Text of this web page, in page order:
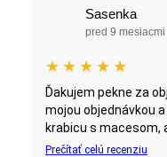
Sasenka
pred 9 mesiacmi
★ ★ ★ ★ ★
Ďakujem pekne za
mojou objednávkou
krabicu s macesom,
Prečítať celú recenziu